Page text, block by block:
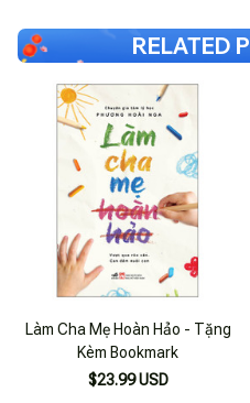
RELATED
Làm Cha Mẹ Hoàn Hảo - Tặng
Kèm Bookmark
$23.99 USD